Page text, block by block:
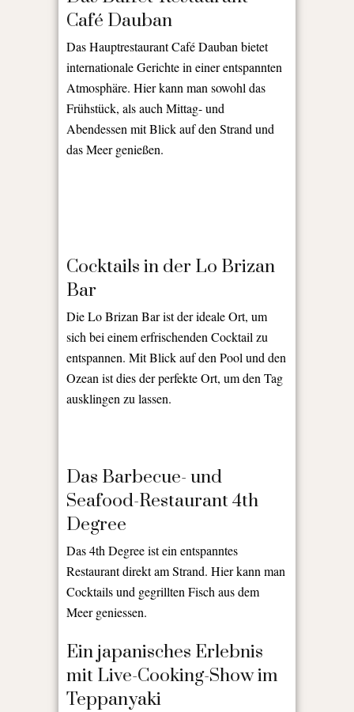
Café Dauban
Das Hauptrestaurant Café Dauban bietet
internationale Gerichte in einer entspannten
Atmosphäre. Hier kann man sowohl das
Frühstück, als auch Mittag- und
Abendessen mit Blick auf den Strand und
das Meer genießen.
Cocktails in der Lo Brizan
Bar
Die Lo Brizan Bar ist der ideale Ort, um
sich bei einem erfrischenden Cocktail zu
entspannen. Mit Blick auf den Pool und den
Ozean ist dies der perfekte Ort, um den Tag
ausklingen zu lassen.
Das Barbecue- und
Seafood-Restaurant 4th
Degree
Das 4th Degree ist ein entspanntes
Restaurant direkt am Strand. Hier kann man
Cocktails und gegrillten Fisch aus dem
Meer geniessen.
Ein japanisches Erlebnis
mit Live-Cooking-Show im
Teppanyaki